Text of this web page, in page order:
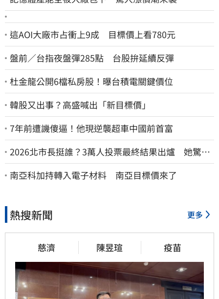
這AOI大廠市占衝上9成 目標價上看780元
盤前／台指夜盤彈285點 台股拚延續反彈
杜金龍公開6檔私房股！曝台積電關鍵價位
韓股又出事？高盛喊出「新目標價」
7年前遭譏傻逼！他現逆襲超車中國前首富
2026北市長挺誰？3萬人投票最終結果出爐 她驚
喊：蔣萬安真該緊張了
南亞科加持轉入電子材料 南亞目標價來了
熱搜新聞 更多
慈濟 陳昱瑄 疫苗